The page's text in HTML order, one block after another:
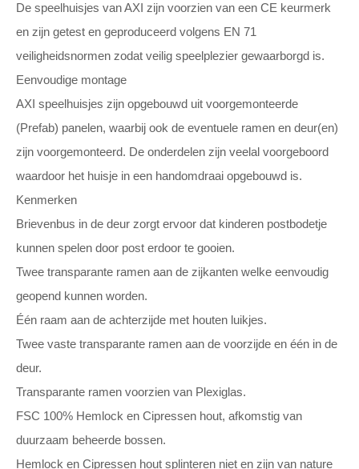
De speelhuisjes van AXI zijn voorzien van een CE keurmerk
en zijn getest en geproduceerd volgens EN 71
veiligheidsnormen zodat veilig speelplezier gewaarborgd is.
Eenvoudige montage
AXI speelhuisjes zijn opgebouwd uit voorgemonteerde
(Prefab) panelen, waarbij ook de eventuele ramen en deur(en)
zijn voorgemonteerd. De onderdelen zijn veelal voorgeboord
waardoor het huisje in een handomdraai opgebouwd is.
Kenmerken
Brievenbus in de deur zorgt ervoor dat kinderen postbodetje
kunnen spelen door post erdoor te gooien.
Twee transparante ramen aan de zijkanten welke eenvoudig
geopend kunnen worden.
Één raam aan de achterzijde met houten luikjes.
Twee vaste transparante ramen aan de voorzijde en één in de
deur.
Transparante ramen voorzien van Plexiglas.
FSC 100% Hemlock en Cipressen hout, afkomstig van
duurzaam beheerde bossen.
Hemlock en Cipressen hout splinteren niet en zijn van nature